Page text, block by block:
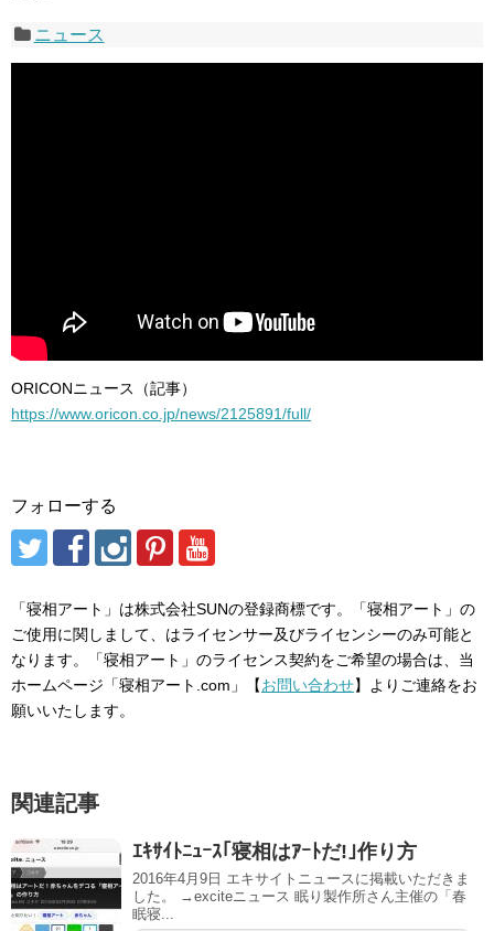
ニュース
ORICONニュース（記事）
https://www.oricon.co.jp/news/2125891/full/
フォローする
「寝相アート」は株式会社SUNの登録商標です。「寝相アート」の
ご使用に関しまして、はライセンサー及びライセンシーのみ可能と
なります。「寝相アート」のライセンス契約をご希望の場合は、当
ホームページ「寝相アート.com」【お問い合わせ】よりご連絡をお
願いいたします。
関連記事
ｴｷｻｲﾄﾆｭｰｽ｢寝相はｱｰﾄだ!｣作り方
2016年4月9日 エキサイトニュースに掲載いただきま
した。 →exciteニュース 眠り製作所さん主催の「春
眠寝...